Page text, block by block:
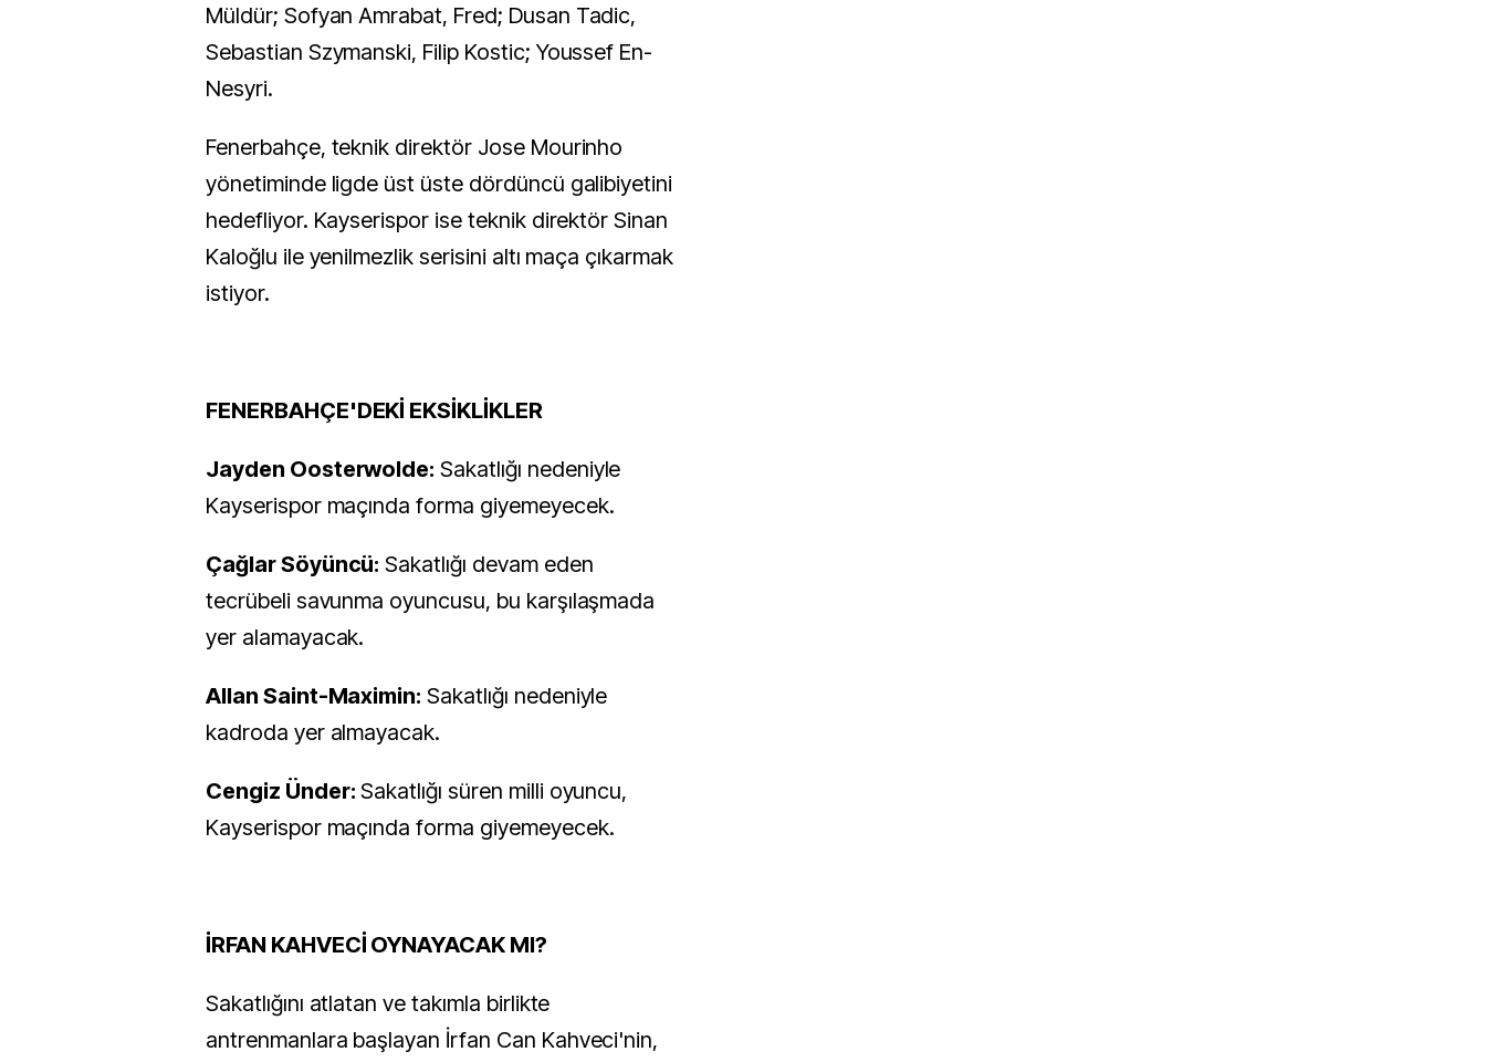
Müldür; Sofyan Amrabat, Fred; Dusan Tadic,
Sebastian Szymanski, Filip Kostic; Youssef En-
Nesyri.
Fenerbahçe, teknik direktör Jose Mourinho
yönetiminde ligde üst üste dördüncü galibiyetini
hedefliyor. Kayserispor ise teknik direktör Sinan
Kaloğlu ile yenilmezlik serisini altı maça çıkarmak
istiyor.
FENERBAHÇE'DEKİ EKSİKLİKLER
Jayden Oosterwolde: Sakatlığı nedeniyle
Kayserispor maçında forma giyemeyecek.
Çağlar Söyüncü: Sakatlığı devam eden
tecrübeli savunma oyuncusu, bu karşılaşmada
yer alamayacak.
Allan Saint-Maximin: Sakatlığı nedeniyle
kadroda yer almayacak.
Cengiz Ünder: Sakatlığı süren milli oyuncu,
Kayserispor maçında forma giyemeyecek.
İRFAN KAHVECİ OYNAYACAK MI?
Sakatlığını atlatan ve takımla birlikte
antrenmanlara başlayan İrfan Can Kahveci'nin,